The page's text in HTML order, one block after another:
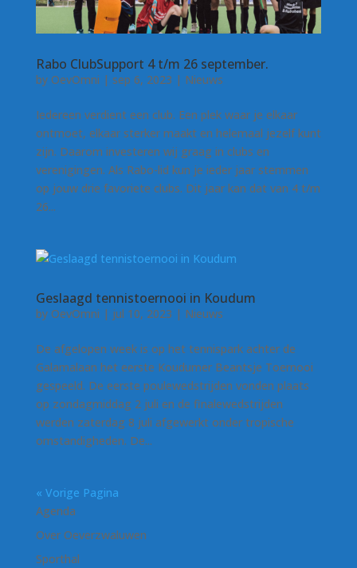
Rabo ClubSupport 4 t/m 26 september.
by OevOmni | sep 6, 2023 | Nieuws
Iedereen verdient een club. Een plek waar je elkaar
ontmoet, elkaar sterker maakt en helemaal jezelf kunt
zijn. Daarom investeren wij graag in clubs en
verenigingen. Als Rabo-lid kun je ieder jaar stemmen
op jouw drie favoriete clubs. Dit jaar kan dat van 4 t/m
26...
Geslaagd tennistoernooi in Koudum
by OevOmni | jul 10, 2023 | Nieuws
De afgelopen week is op het tennispark achter de
Galamalaan het eerste Koudumer Beantsje Toernooi
gespeeld. De eerste poulewedstrijden vonden plaats
op zondagmiddag 2 juli en de finalewedstrijden
werden zaterdag 8 juli afgewerkt onder tropische
omstandigheden. De...
« Vorige Pagina
Agenda
Over Oeverzwaluwen
Sporthal